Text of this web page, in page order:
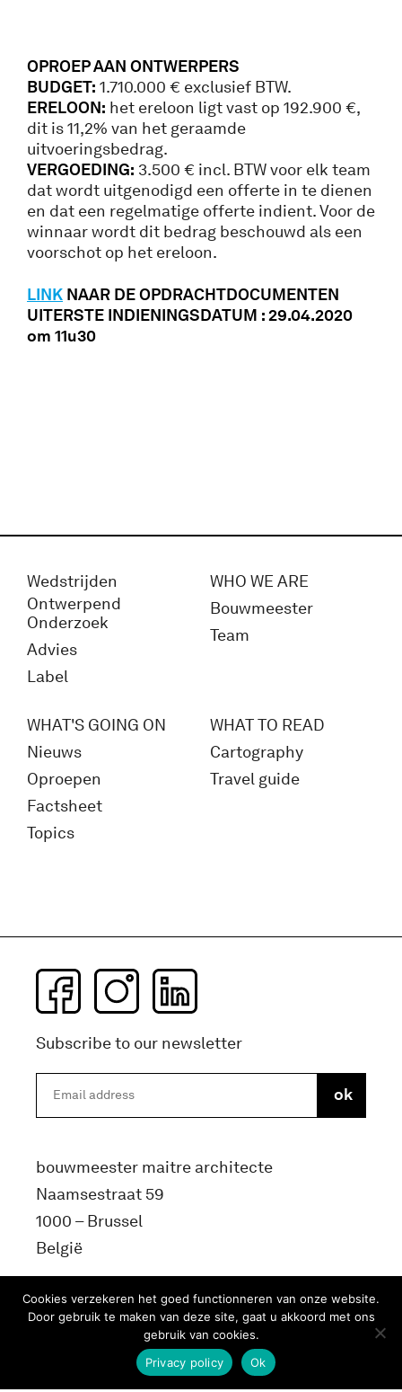
OPROEP AAN ONTWERPERS
BUDGET: 1.710.000 € exclusief BTW.
ERELOON: het ereloon ligt vast op 192.900 €,
dit is 11,2% van het geraamde
uitvoeringsbedrag.
VERGOEDING: 3.500 € incl. BTW voor elk team
dat wordt uitgenodigd een offerte in te dienen
en dat een regelmatige offerte indient. Voor de
winnaar wordt dit bedrag beschouwd als een
voorschot op het ereloon.
LINK NAAR DE OPDRACHTDOCUMENTEN
UITERSTE INDIENINGSDATUM : 29.04.2020
om 11u30
Wedstrijden
Ontwerpend
Onderzoek
Advies
Label
WHO WE ARE
Bouwmeester
Team
WHAT'S GOING ON
Nieuws
Oproepen
Factsheet
Topics
WHAT TO READ
Cartography
Travel guide
Subscribe to our newsletter
bouwmeester maitre architecte
Naamsestraat 59
1000 – Brussel
België
info@bma.brussels
Cookies verzekeren het goed functionneren van onze website.
Door gebruik te maken van deze site, gaat u akkoord met ons
gebruik van cookies.
Ok
Privacy policy